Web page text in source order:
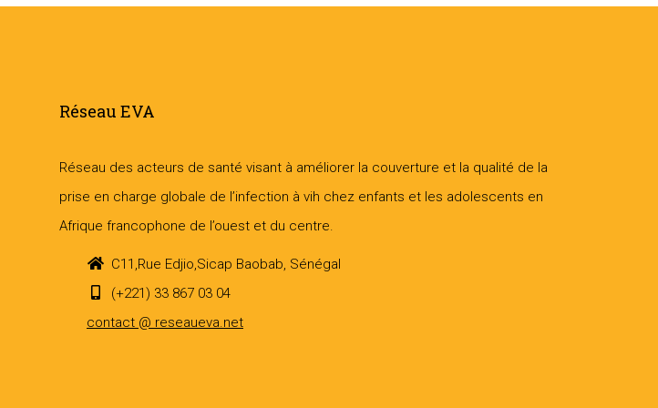
Réseau EVA
Réseau des acteurs de santé visant à améliorer la couverture et la qualité de la
prise en charge globale de l’infection à vih chez enfants et les adolescents en
Afrique francophone de l’ouest et du centre.
C11,Rue Edjio,Sicap Baobab, Sénégal
(+221) 33 867 03 04
contact @ reseaueva.net